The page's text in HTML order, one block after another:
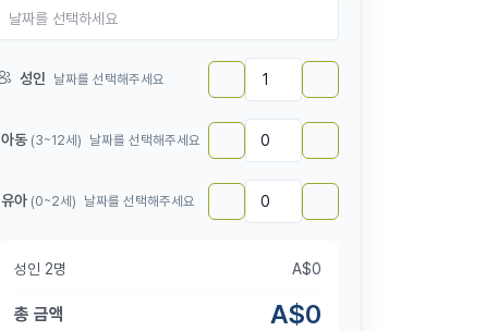
성인 날짜를 선택해주세요
아동 (3~12세) 날짜를 선택해주세요
유아 (0~2세) 날짜를 선택해주세요
성인 2명 A$0
총 금액 A$0